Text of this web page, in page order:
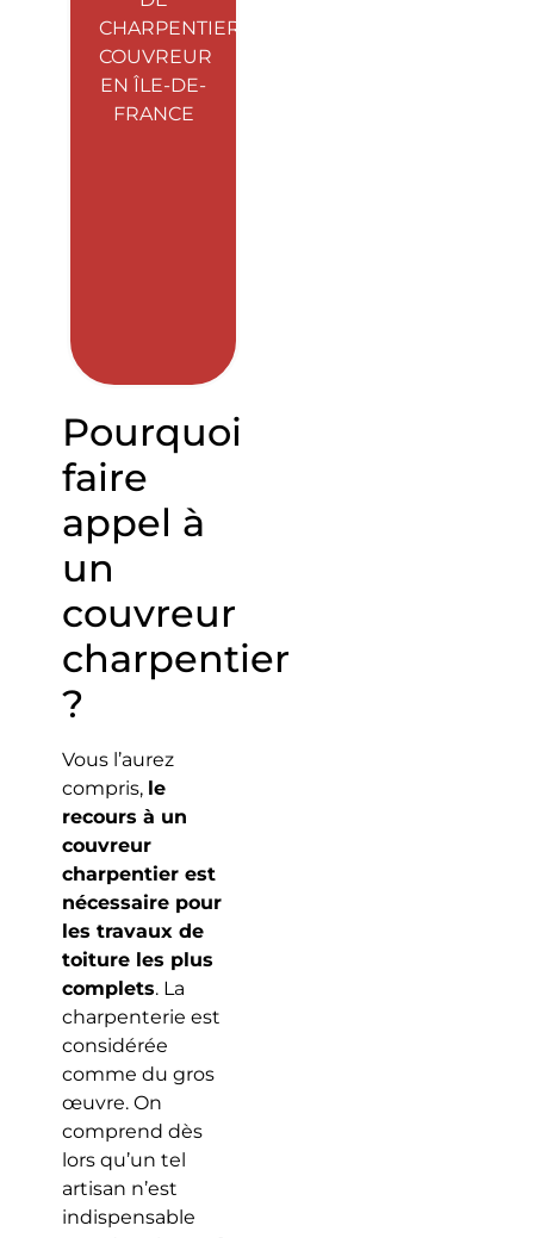
CHARPENTIER
COUVREUR
EN ÎLE-DE-
FRANCE
Pourquoi
faire
appel à
un
couvreur
charpentier
?
Vous l’aurez
compris, le
recours à un
couvreur
charpentier est
nécessaire pour
les travaux de
toiture les plus
complets. La
charpenterie est
considérée
comme du gros
œuvre. On
comprend dès
lors qu’un tel
artisan n’est
indispensable